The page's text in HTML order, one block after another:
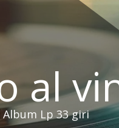
al
Lp 33 giri